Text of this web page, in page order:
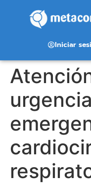
Iniciar